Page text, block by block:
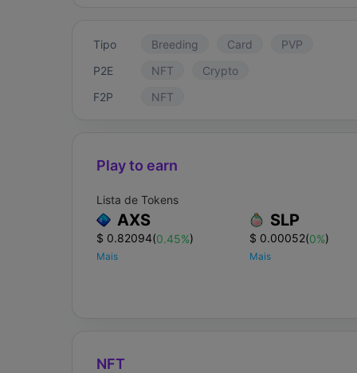
Tipo Breeding Card
PVP
P2E
NFT
Crypto
F2P
NFT
Play to earn
Lista de Tokens
AXS
$ 0.82094(0.45%)
Mais
SLP
$ 0.00052(0%)
Mais
NFT